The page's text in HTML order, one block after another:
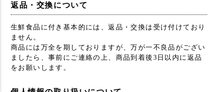
返品・交換について
生鮮食品に付き基本的には、返品・交換は受け付けており
ません。
商品には万全を期しておりますが、万が一不良品がござい
ましたら、事前にご連絡の上、商品到着後3日以内に返品
をお願いします。